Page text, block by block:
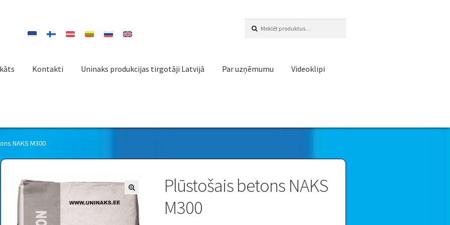
Kontakti Uninaks produkcijas tirgotāji Latvijā Par uzņēmumu Videoklipi
NAKS M300
Plūstošais betons NAKS
M300